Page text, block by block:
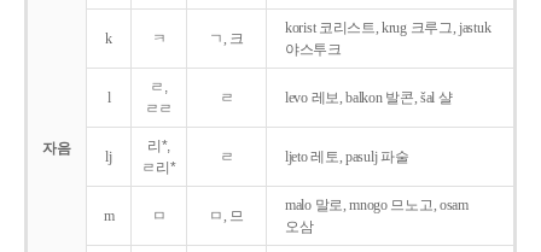
자음
k ㅋ ㄱ, 크
korist 코리스트, krug 크루그, jastuk
야스투크
l
ㄹ,
ㄹㄹ
ㄹ levo 레보, balkon 발콘, šal 샬
lj
리*,
ㄹ리*
ㄹ ljeto 레토, pasulj 파술
m ㅁ ㅁ, 므
malo 말로, mnogo 므노고, osam
오삼